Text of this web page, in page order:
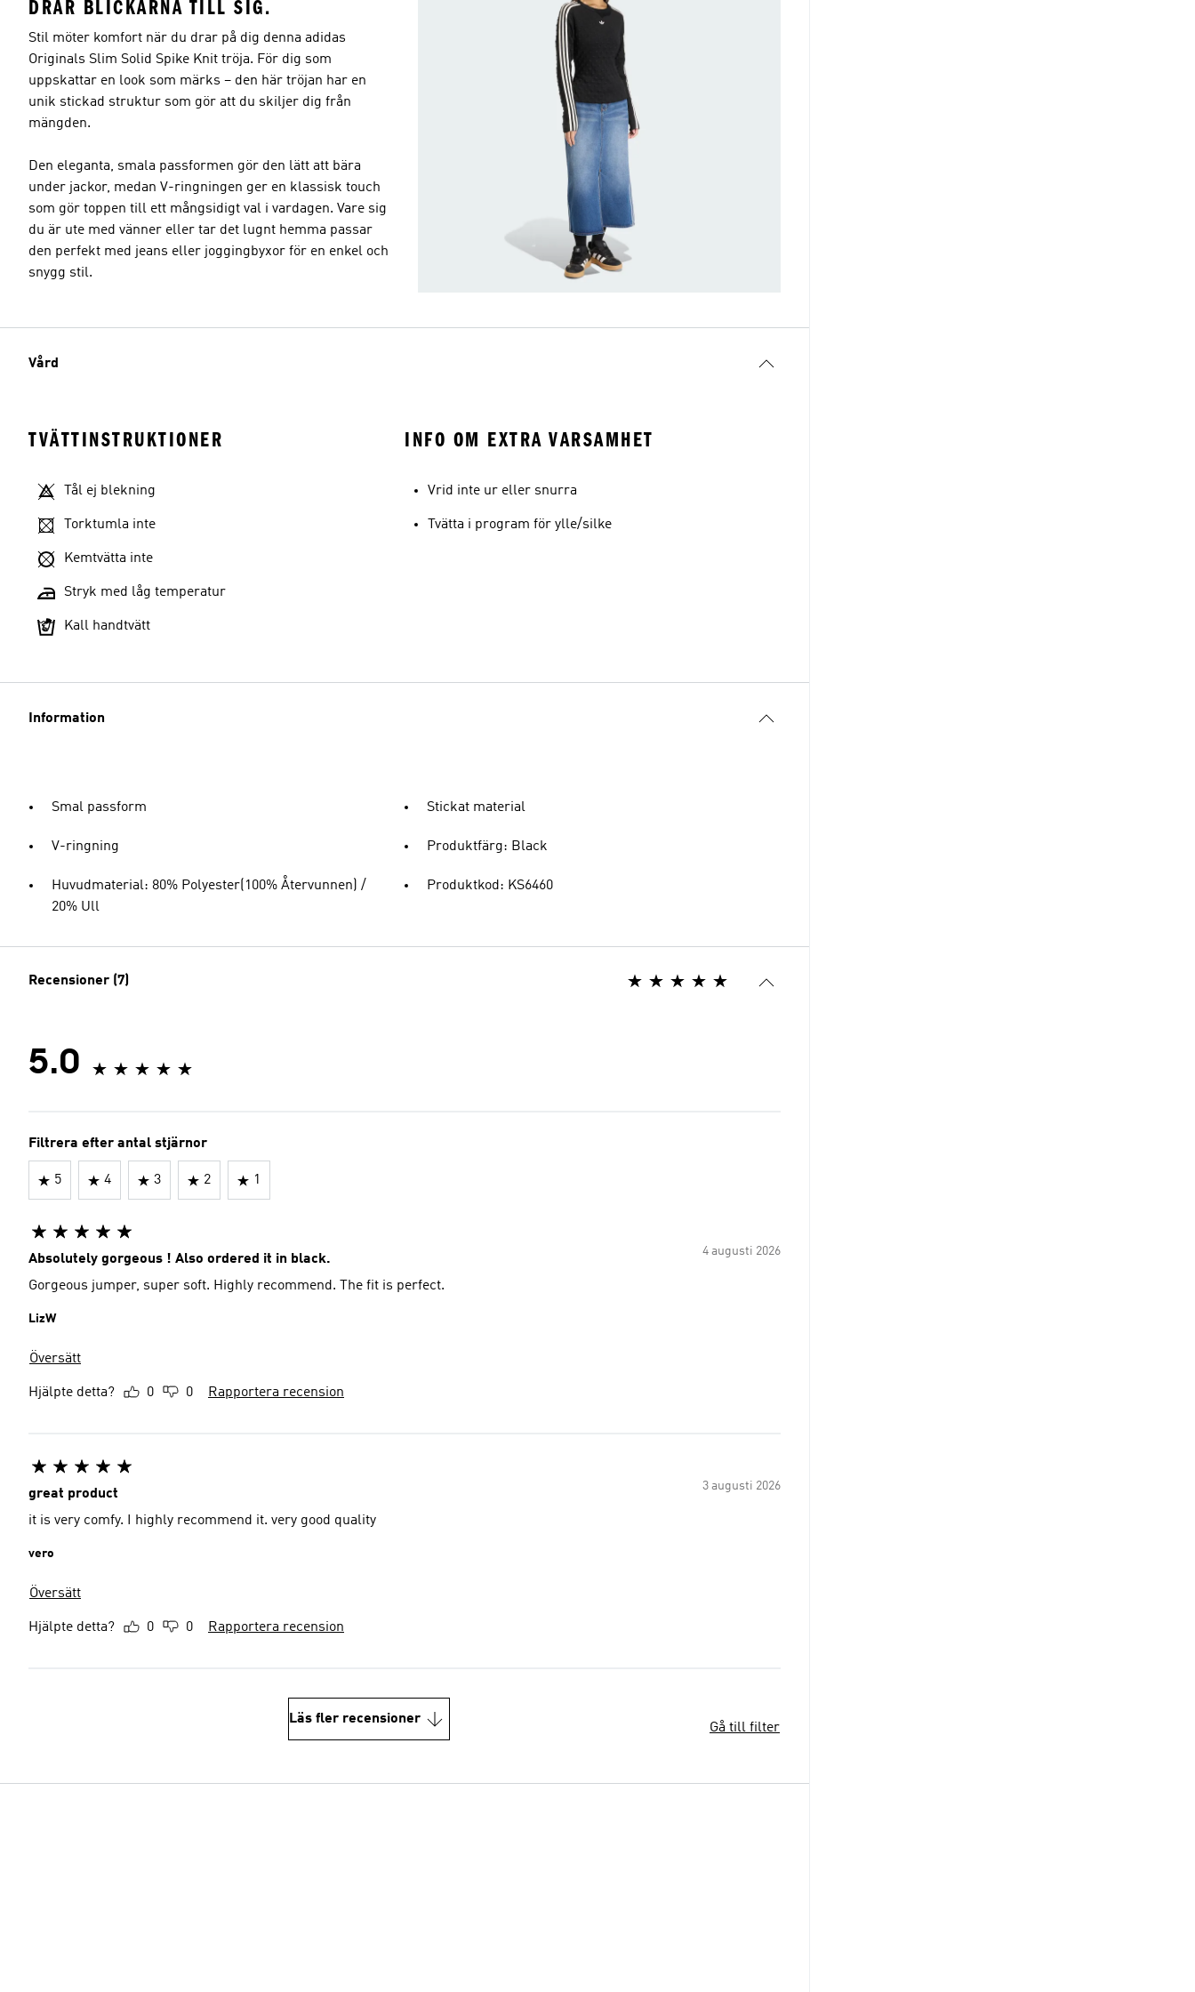
DRAR BLICKARNA TILL SIG.
Stil möter komfort när du drar på dig denna adidas
Originals Slim Solid Spike Knit tröja. För dig som
uppskattar en look som märks – den här tröjan har en
unik stickad struktur som gör att du skiljer dig från
mängden.
Den eleganta, smala passformen gör den lätt att bära
under jackor, medan V-ringningen ger en klassisk touch
som gör toppen till ett mångsidigt val i vardagen. Vare sig
du är ute med vänner eller tar det lugnt hemma passar
den perfekt med jeans eller joggingbyxor för en enkel och
snygg stil.
Vård
TVÄTTINSTRUKTIONER
Tål ej blekning
Torktumla inte
Kemtvätta inte
Stryk med låg temperatur
Kall handtvätt
INFO OM EXTRA VARSAMHET
Vrid inte ur eller snurra
Tvätta i program för ylle/silke
Information
Smal passform
V-ringning
Huvudmaterial: 80% Polyester(100% Återvunnen) /
20% Ull
Stickat material
Produktfärg: Black
Produktkod: KS6460
Recensioner (7)
5.0
Filtrera efter antal stjärnor
5 4 3 2 1
4 augusti 2026
Absolutely gorgeous ! Also ordered it in black.
Gorgeous jumper, super soft. Highly recommend. The fit is perfect.
LizW
Översätt
Hjälpte detta? 0 0 Rapportera recension
3 augusti 2026
great product
it is very comfy. I highly recommend it. very good quality
vero
Översätt
Hjälpte detta? 0 0 Rapportera recension
Läs fler recensioner
Gå till filter